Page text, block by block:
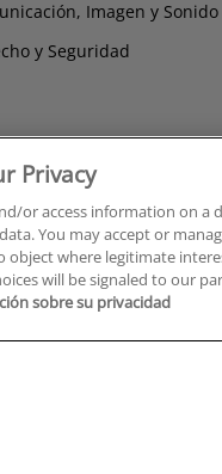
Imagen y Sonido
y Seguridad
Álava
Privacy
or access information on a
You may accept or
object where legitimate
will be signaled to our
sobre su privacidad